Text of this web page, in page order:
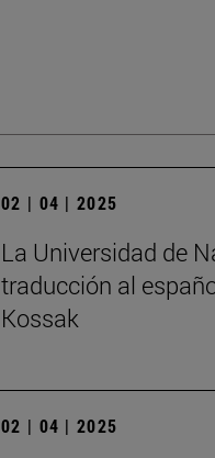
02 | 04 | 2025
La Universidad de
traducción al
Kossak
02 | 04 | 2025